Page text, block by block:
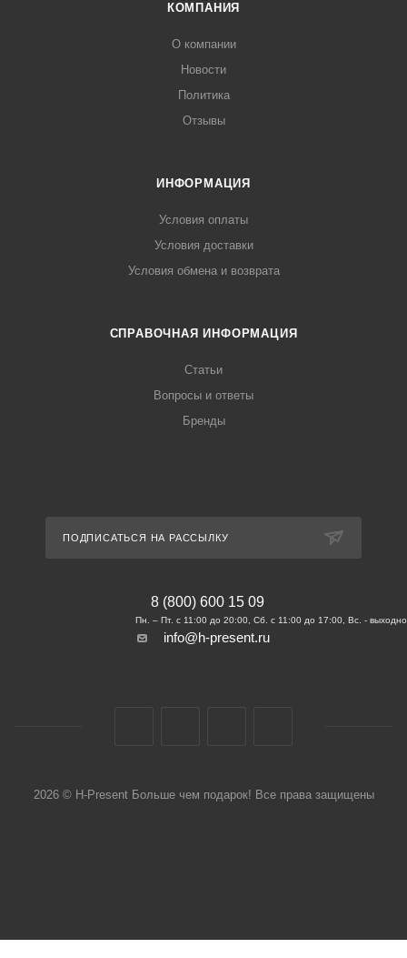
КОМПАНИЯ
О компании
Новости
Политика
Отзывы
ИНФОРМАЦИЯ
Условия оплаты
Условия доставки
Условия обмена и возврата
СПРАВОЧНАЯ ИНФОРМАЦИЯ
Статьи
Вопросы и ответы
Бренды
ПОДПИСАТЬСЯ НА РАССЫЛКУ
8 (800) 600 15 09
info@h-present.ru
2026 © H-Present Больше чем подарок! Все права защищены